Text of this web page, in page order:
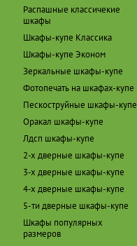
Распашные классичекие
шкафы
Шкафы-купе Классика
Шкафы-купе Эконом
Зеркальные шкафы-купе
Фотопечать на шкафах-купе
Пескоструйные шкафы-купе
Оракал шкафы-купе
Лдсп шкафы-купе
2-х дверные шкафы-купе
3-х дверные шкафы-купе
4-х дверные шкафы-купе
5-ти дверные шкафы-купе
Шкафы популярных
размеров